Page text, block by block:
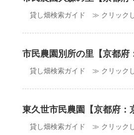
貸し畑検索ガイド ≫ クリック
市民農園別所の里【京都府
貸し畑検索ガイド ≫ クリック
東久世市民農園【京都府：
貸し畑検索ガイド ≫ クリック